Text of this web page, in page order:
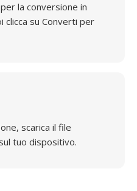
la conversione in
clicca su Converti per
scarica il file
tuo dispositivo.